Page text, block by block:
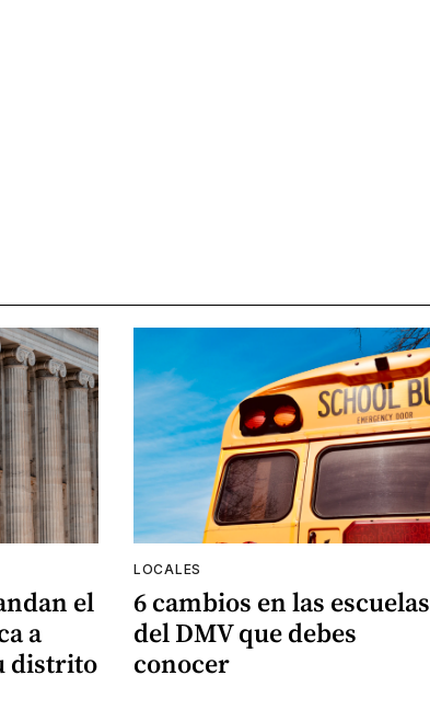
el
a
distrito
LOCALES
6 cambios en las escuelas
del DMV que debes
conocer